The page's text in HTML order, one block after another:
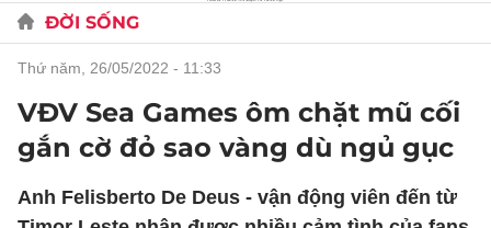
ĐỜI SỐNG
thứ năm, 26/05/2022 - 11:33
VĐV Sea Games ôm chặt mũ cối
gắn cờ đỏ sao vàng dù ngủ gục
Anh Felisberto De Deus - vận động viên đến từ